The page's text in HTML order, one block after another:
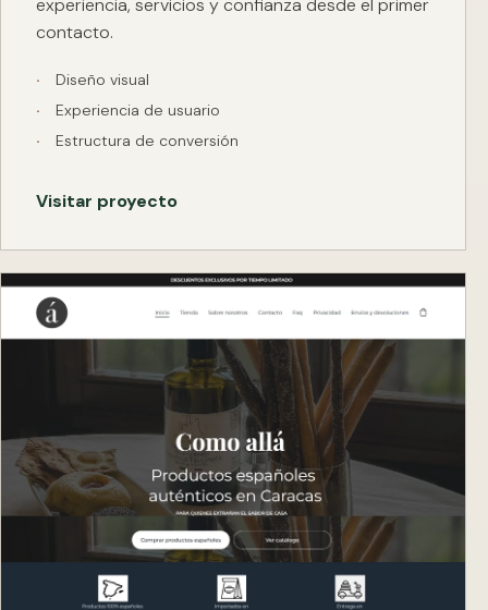
experiencia, servicios y confianza desde el primer
contacto.
Diseño visual
Experiencia de usuario
Estructura de conversión
Visitar proyecto